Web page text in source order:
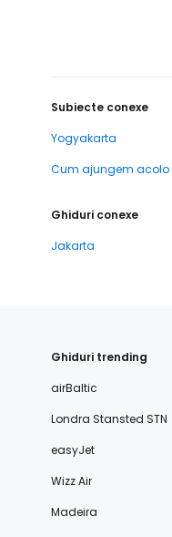
Subiecte conexe
Yogyakarta
Cum ajungem acolo
Ghiduri conexe
Jakarta
Ghiduri trending
airBaltic
Londra Stansted STN
easyJet
Wizz Air
Madeira